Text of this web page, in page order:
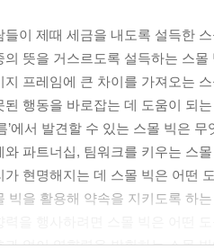
들이 제때 세금을 내도록 설득한
의 뜻을 거스르도록 설득하는 스몰
지 프레임에 큰 차이를 가져오는
된 행동을 바로잡는 데 도움이 되
’에서 발견할 수 있는 스몰 빅은 무
와 파트너십, 팀워크를 키우는 스
가 현명해지는 데 스몰 빅은 어떤
빅을 활용해 약속을 지키도록 하
과 없이 영향력을 발휘하는 스몰